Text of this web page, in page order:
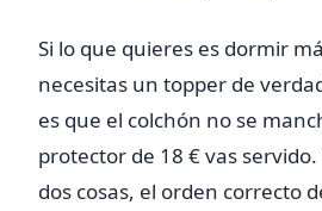
Si lo que quieres es dormir
necesitas un topper de
es que el colchón no se
protector de 18 € vas servido.
dos cosas, el orden correcto